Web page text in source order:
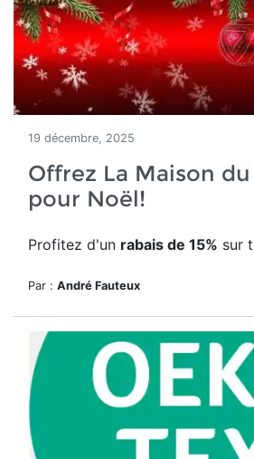
19 décembre, 2025
Offrez La Maison du
pour Noël!
Profitez d'un rabais de 15% sur
Par : André Fauteux